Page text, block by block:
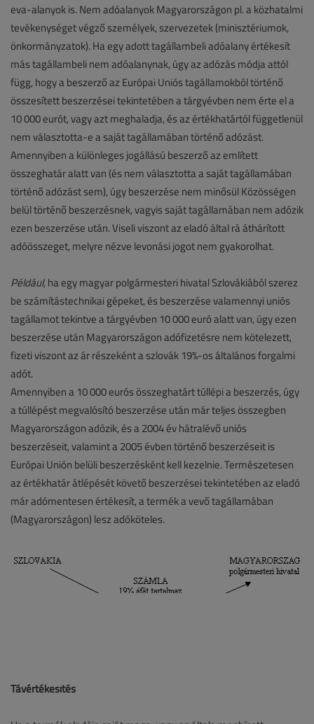
eva-alanyok is. Nem adóalanyok Magyarországon pl. a közhatalmi
tevékenységet végző személyek, szervezetek (minisztériumok,
önkormányzatok). Ha egy adott tagállambeli adóalany értékesít
más tagállambeli nem adóalanynak, úgy az adózás módja attól
függ, hogy a beszerző az Európai Uniós tagállamokból történő
összesített beszerzései tekintetében a tárgyévben nem érte el a
10 000 eurót, vagy azt meghaladja, és az értékhatártól függetlenül
nem választotta-e a saját tagállamában történő adózást.
Amennyiben a különleges jogállású beszerző az említett
összeghatár alatt van (és nem választotta a saját tagállamában
történő adózást sem), úgy beszerzése nem minősül Közösségen
belül történő beszerzésnek, vagyis saját tagállamában nem adózik
ezen beszerzése után. Viseli viszont az eladó által rá áthárított
adóösszeget, melyre nézve levonási jogot nem gyakorolhat.
Például,ha egy magyar polgármesteri hivatal Szlovákiából szerez
be számítástechnikai gépeket, és beszerzése valamennyi uniós
tagállamot tekintve a tárgyévben 10 000 euró alatt van, úgy ezen
beszerzése után Magyarországon adófizetésre nem kötelezett,
fizeti viszont az ár részeként a szlovák 19%-os általános forgalmi
adót.
Amennyiben a 10 000 eurós összeghatárt túllépi a beszerzés, úgy
a túllépést megvalósító beszerzése után már teljes összegben
Magyarországon adózik, és a 2004 év hátralévő uniós
beszerzéseit, valamint a 2005 évben történő beszerzéseit is
Európai Unión belüli beszerzésként kell kezelnie. Természetesen
az értékhatár átlépését követő beszerzései tekintetében az eladó
már adómentesen értékesít, a termék a vevő tagállamában
(Magyarországon) lesz adóköteles.
Távértékesítés